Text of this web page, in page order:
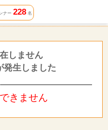
ナー 228名
しません
発生しました
きません